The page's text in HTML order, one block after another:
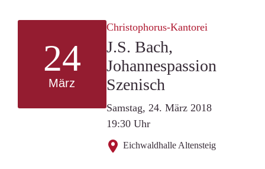
24
März
Christophorus-Kantorei
J.S. Bach,
Johannespassion
Szenisch
Samstag, 24. März 2018
19:30 Uhr
Eichwaldhalle Altensteig